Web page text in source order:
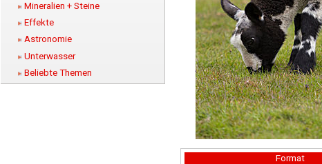
Mineralien + Steine
Effekte
Astronomie
Unterwasser
Beliebte Themen
Format